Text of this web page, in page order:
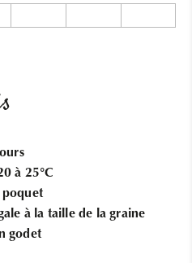
à 25°C
poquet
à la taille de la graine
godet